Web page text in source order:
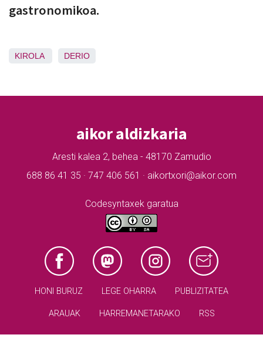
gastronomikoa.
KIROLA DERIO
aikor aldizkaria
Aresti kalea 2, behea - 48170 Zamudio
688 86 41 35 · 747 406 561 · aikortxori@aikor.com
Codesyntaxek garatua
HONI BURUZ LEGE OHARRA PUBLIZITATEA
ARAUAK HARREMANETARAKO RSS